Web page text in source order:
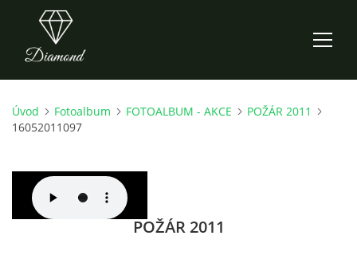
ÚVOD
O NÁS
Úvod Fotoalbum FOTOALBUM - AKCE
POŽÁR 2011
16052011097
POŽÁR 2011